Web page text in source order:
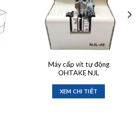
Máy cấp vít tự động
OHTAKE NJL
XEM CHI TIẾT